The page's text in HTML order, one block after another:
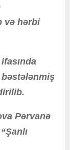
və hərbi
bəstələnmiş
Pərvanə